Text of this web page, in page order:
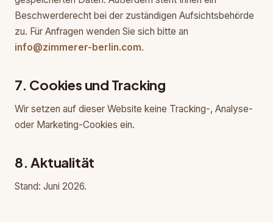
Beschwerderecht bei der zuständigen Aufsichtsbehörde
zu. Für Anfragen wenden Sie sich bitte an
info@zimmerer-berlin.com.
7. Cookies und Tracking
Wir setzen auf dieser Website keine Tracking-, Analyse-
oder Marketing-Cookies ein.
8. Aktualität
Stand: Juni 2026.